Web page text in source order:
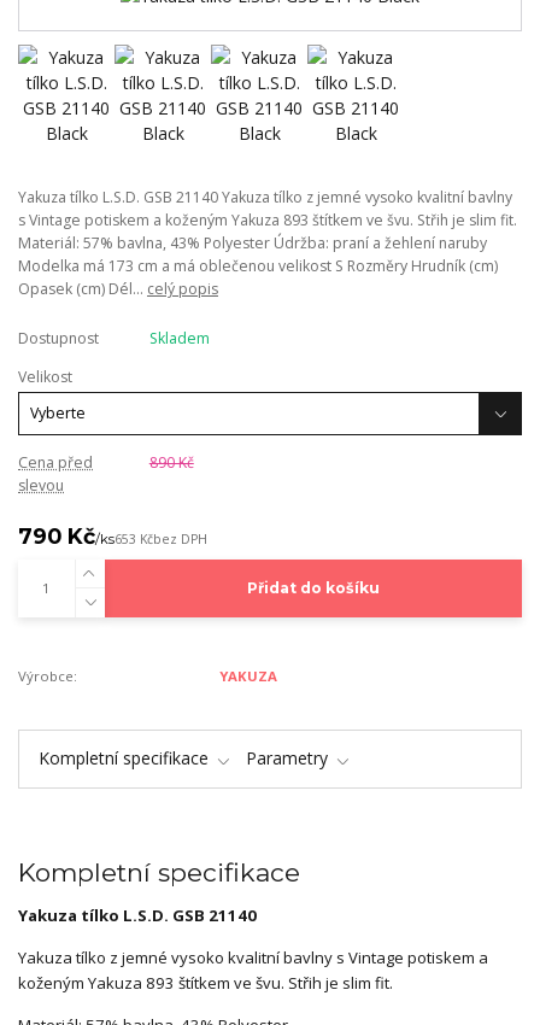
Yakuza tílko L.S.D. GSB 21140 Yakuza tílko z jemné vysoko kvalitní bavlny
s Vintage potiskem a koženým Yakuza 893 štítkem ve švu. Střih je slim fit.
Materiál: 57% bavlna, 43% Polyester Údržba: praní a žehlení naruby
Modelka má 173 cm a má oblečenou velikost S Rozměry Hrudník (cm)
Opasek (cm) Dél... celý popis
Dostupnost
Skladem
Velikost
Cena před
slevou
890 Kč
790 Kč/ks653 Kčbez DPH
Přidat do košíku
Výrobce: YAKUZA
Kompletní specifikace Parametry
Kompletní specifikace
Yakuza tílko L.S.D. GSB 21140
Yakuza tílko z jemné vysoko kvalitní bavlny s Vintage potiskem a
koženým Yakuza 893 štítkem ve švu. Střih je slim fit.